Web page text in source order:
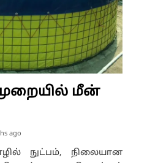
மீன்
ago
நுட்பம், நிலையான